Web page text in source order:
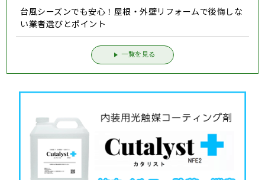
台風シーズンでも安心！屋根・外壁リフォームで後悔しな
い業者選びとポイント
一覧を見る